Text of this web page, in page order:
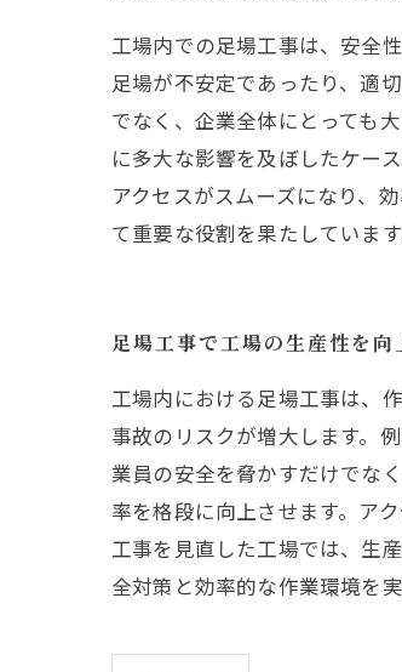
工場内での足場工事は、安全
足場が不安定であったり、適
でなく、企業全体にとっても
に多大な影響を及ぼしたケー
アクセスがスムーズになり、
て重要な役割を果たしています
足場工事で工場の生産性を
工場内における足場工事は、
事故のリスクが増大します。
業員の安全を脅かすだけでな
率を格段に向上させます。ア
工事を見直した工場では、生
全対策と効率的な作業環境を